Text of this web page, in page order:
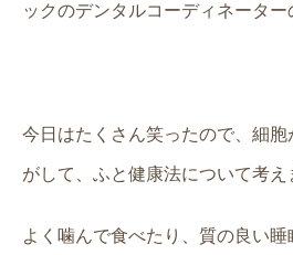
ックのデンタルコーディネーター
今日はたくさん笑ったので、細
がして、ふと健康法について考え
よく噛んで食べたり、質の良い